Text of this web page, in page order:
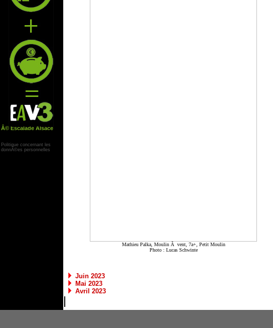
Â© Escalade Alsace
Politique concernant les
donnÃ©es personnelles
Mathieu Palka, Moulin Ã vent, 7a+, Petit Moulin
Photo : Lucas Schwinte
Juin 2023
Mai 2023
Avril 2023